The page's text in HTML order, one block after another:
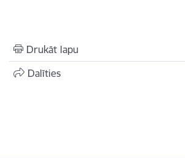
Drukāt lapu
Dalīties